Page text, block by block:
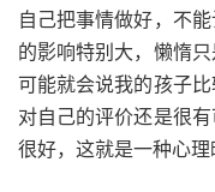
自己把事情做好，不
的影响特别大，懒惰
可能就会说我的孩子
对自己的评价还是很
很好，这就是一种心理